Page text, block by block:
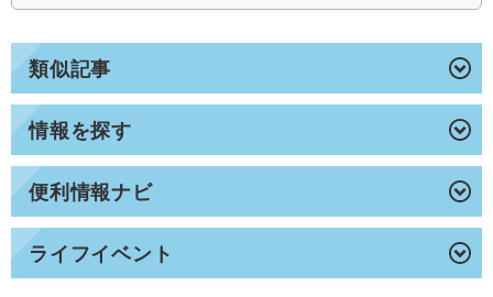
類似記事
情報を探す
便利情報ナビ
ライフイベント